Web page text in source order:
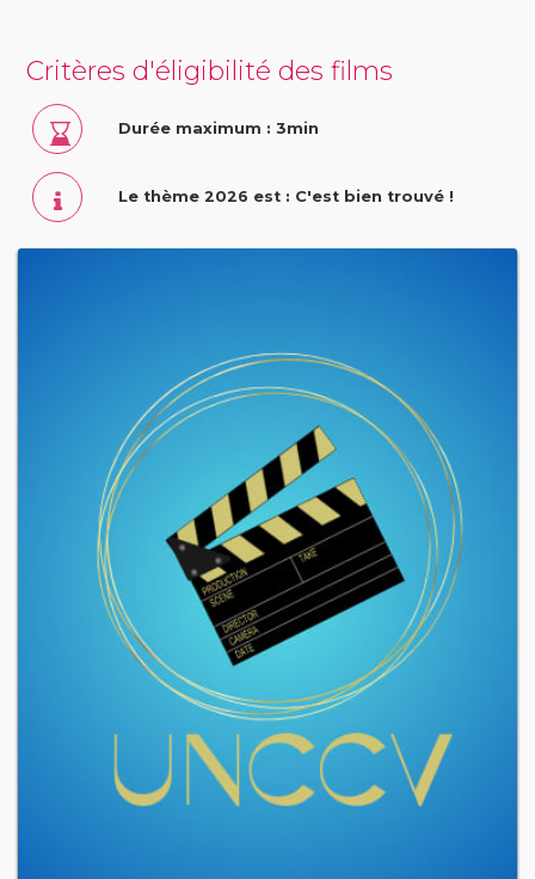
Critères d'éligibilité des films
Durée maximum : 3min
Le thème 2026 est : C'est bien trouvé !